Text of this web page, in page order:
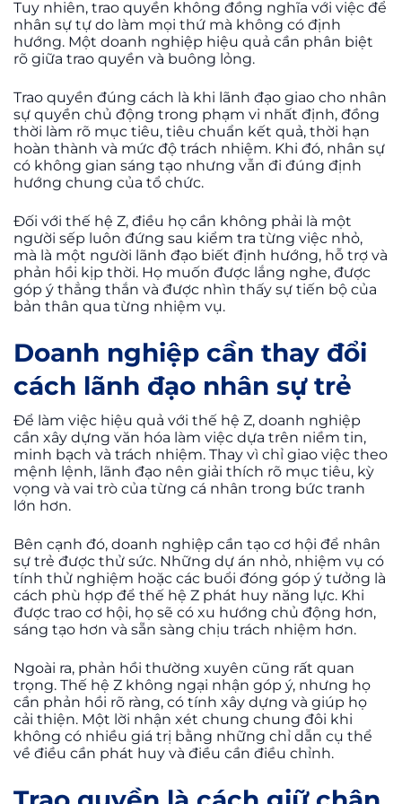
Tuy nhiên, trao quyền không đồng nghĩa với việc để
nhân sự tự do làm mọi thứ mà không có định
hướng. Một doanh nghiệp hiệu quả cần phân biệt
rõ giữa trao quyền và buông lỏng.
Trao quyền đúng cách là khi lãnh đạo giao cho nhân
sự quyền chủ động trong phạm vi nhất định, đồng
thời làm rõ mục tiêu, tiêu chuẩn kết quả, thời hạn
hoàn thành và mức độ trách nhiệm. Khi đó, nhân sự
có không gian sáng tạo nhưng vẫn đi đúng định
hướng chung của tổ chức.
Đối với thế hệ Z, điều họ cần không phải là một
người sếp luôn đứng sau kiểm tra từng việc nhỏ,
mà là một người lãnh đạo biết định hướng, hỗ trợ và
phản hồi kịp thời. Họ muốn được lắng nghe, được
góp ý thẳng thắn và được nhìn thấy sự tiến bộ của
bản thân qua từng nhiệm vụ.
Doanh nghiệp cần thay đổi
cách lãnh đạo nhân sự trẻ
Để làm việc hiệu quả với thế hệ Z, doanh nghiệp
cần xây dựng văn hóa làm việc dựa trên niềm tin,
minh bạch và trách nhiệm. Thay vì chỉ giao việc theo
mệnh lệnh, lãnh đạo nên giải thích rõ mục tiêu, kỳ
vọng và vai trò của từng cá nhân trong bức tranh
lớn hơn.
Bên cạnh đó, doanh nghiệp cần tạo cơ hội để nhân
sự trẻ được thử sức. Những dự án nhỏ, nhiệm vụ có
tính thử nghiệm hoặc các buổi đóng góp ý tưởng là
cách phù hợp để thế hệ Z phát huy năng lực. Khi
được trao cơ hội, họ sẽ có xu hướng chủ động hơn,
sáng tạo hơn và sẵn sàng chịu trách nhiệm hơn.
Ngoài ra, phản hồi thường xuyên cũng rất quan
trọng. Thế hệ Z không ngại nhận góp ý, nhưng họ
cần phản hồi rõ ràng, có tính xây dựng và giúp họ
cải thiện. Một lời nhận xét chung chung đôi khi
không có nhiều giá trị bằng những chỉ dẫn cụ thể
về điều cần phát huy và điều cần điều chỉnh.